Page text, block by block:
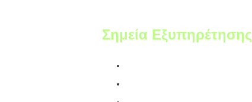
Σημεία Εξυπηρέτησης